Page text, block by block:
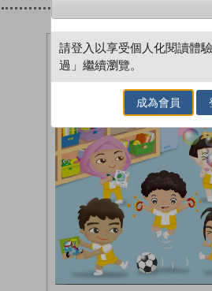
請登入以享受個人化閱讀體
過」繼續瀏覽。
成為會員